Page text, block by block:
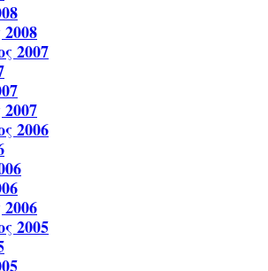
2007
2006
2005